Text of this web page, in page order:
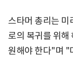
스타머 총리는
로의 복귀를 위해
원해야 한다"며 "